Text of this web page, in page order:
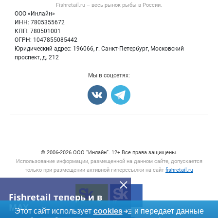
Fishretail теперь и в
MAX
Fishretail.ru – весь рынок рыбы в России.
ООО «Инлайн»
ИНН: 7805355672
КПП: 780501001
ОГРН: 1047855085442
Юридический адрес: 196066, г. Санкт-Петербург, Московский
проспект, д. 212
Политика обработки персональных данных
Блог
Икра
Мы в соцсетях:
© 2006‑2026 ООО “Инлайн”. 12+ Все права защищены.
Использование информации, размещенной на данном сайте, допускается
только при размещении активной гиперссылки на сайт fishretail.ru
Этот сайт использует cookies
и передает данные